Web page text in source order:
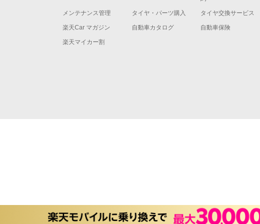
メンテナンス管理 タイヤ・パーツ購入 タイヤ交換サービス
楽天Car マガジン 自動車カタログ 自動車保険
楽天マイカー割